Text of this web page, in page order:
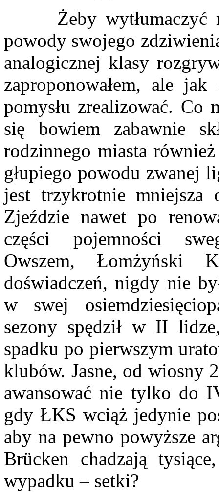
Żeby wytłumaczyć
powody swojego
analogicznej klasy
zaproponowałem, ale
pomysłu zrealizować. Co
się bowiem zabawnie
rodzinnego miasta
głupiego powodu zwanej
jest trzykrotnie mniejsza
Zjeździe nawet po
części pojemności
Owszem, Łomżyński
doświadczeń, nigdy nie
w swej
sezony spędził w II
spadku po pierwszym
klubów. Jasne, od wiosny
awansować nie tylko do
gdy ŁKS wciąż jedynie
aby na pewno powyższe
Brücken chadzają
wypadku – setki?